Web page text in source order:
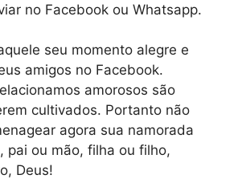
no Facebook ou Whatsapp.
seu momento alegre e
amigos no Facebook.
amorosos são
cultivados. Portanto não
agora sua namorada
pai ou mão, filha ou filho,
Deus!